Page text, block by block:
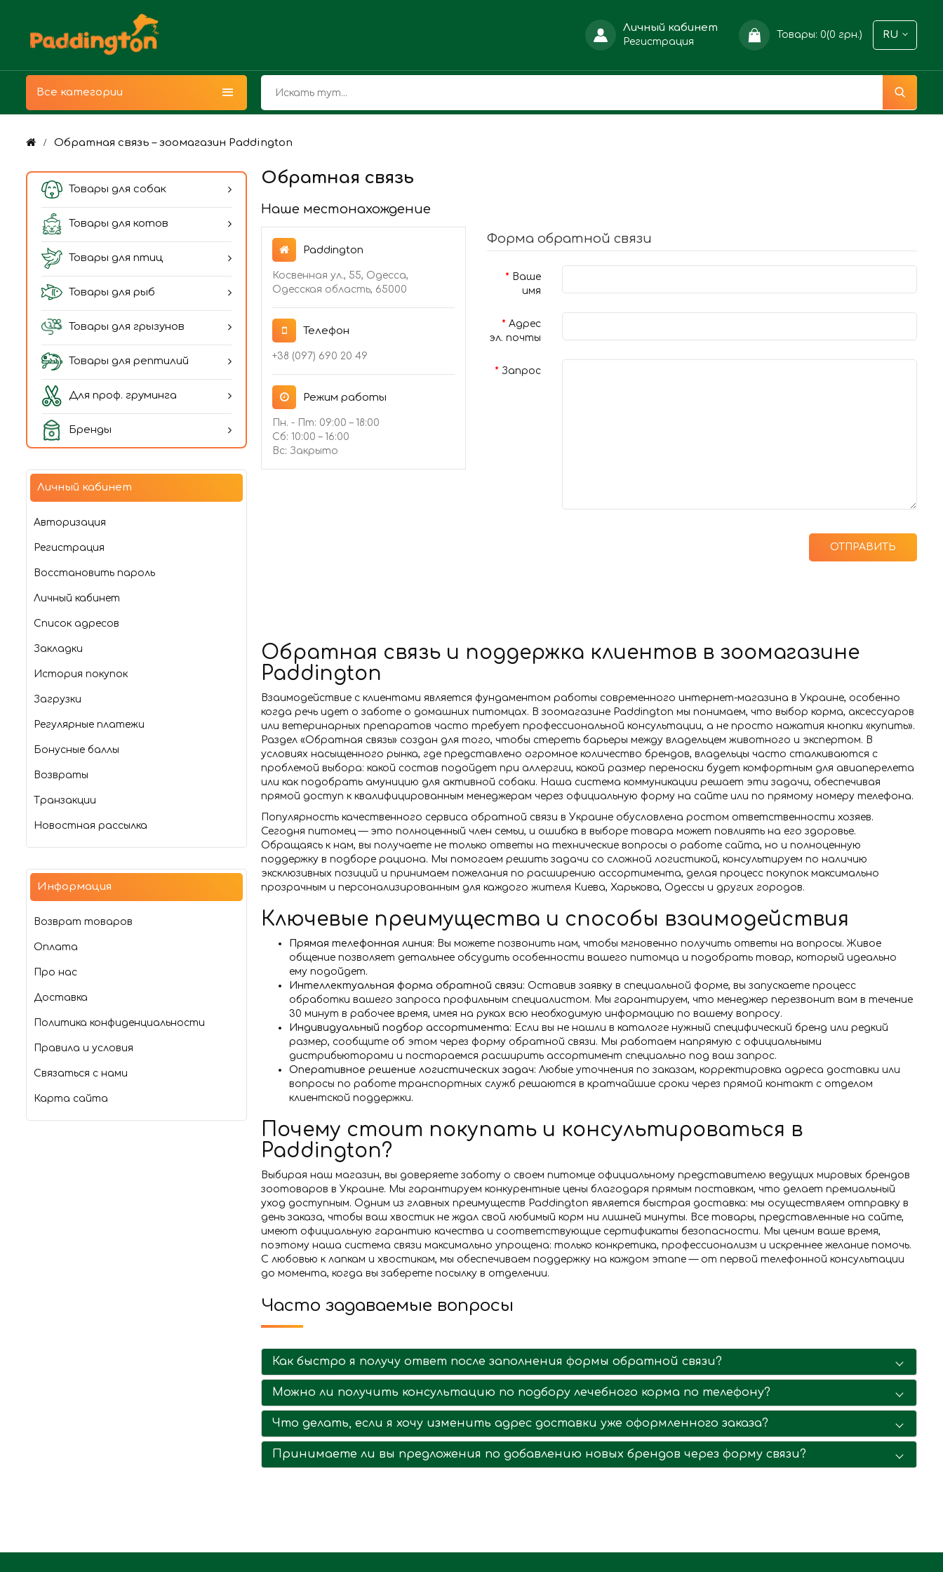
Личный кабинет
Регистрация
Товары: 0(0 грн.) RU
Все категории
Обратная связь – зоомагазин Paddington
Товары для собак
Товары для котов
Товары для птиц
Товары для рыб
Товары для грызунов
Товары для рептилий
Для проф. груминга
Бренды
Личный кабинет
Авторизация
Регистрация
Восстановить пароль
Личный кабинет
Список адресов
Закладки
История покупок
Загрузки
Регулярные платежи
Бонусные баллы
Возвраты
Транзакции
Новостная рассылка
Информация
Возврат товаров
Оплата
Про нас
Доставка
Политика конфиденциальности
Правила и условия
Связаться с нами
Карта сайта
Обратная связь
Наше местонахождение
Paddington
Косвенная ул., 55, Одесса,
Одесская область, 65000
Телефон
+38 (097) 690 20 49
Режим работы
Пн. - Пт: 09:00 – 18:00
Сб: 10:00 – 16:00
Вс: Закрыто
Форма обратной связи
Ваше
имя
Адрес
эл. почты
Запрос
Обратная связь и поддержка клиентов в зоомагазине
Paddington
Взаимодействие с клиентами является фундаментом работы современного интернет-магазина в Украине, особенно
когда речь идет о заботе о домашних питомцах. В зоомагазине Paddington мы понимаем, что выбор корма, аксессуаров
или ветеринарных препаратов часто требует профессиональной консультации, а не просто нажатия кнопки «купить».
Раздел «Обратная связь» создан для того, чтобы стереть барьеры между владельцем животного и экспертом. В
условиях насыщенного рынка, где представлено огромное количество брендов, владельцы часто сталкиваются с
проблемой выбора: какой состав подойдет при аллергии, какой размер переноски будет комфортным для авиаперелета
или как подобрать амуницию для активной собаки. Наша система коммуникации решает эти задачи, обеспечивая
прямой доступ к квалифицированным менеджерам через официальную форму на сайте или по прямому номеру телефона.
Популярность качественного сервиса обратной связи в Украине обусловлена ростом ответственности хозяев.
Сегодня питомец — это полноценный член семьи, и ошибка в выборе товара может повлиять на его здоровье.
Обращаясь к нам, вы получаете не только ответы на технические вопросы о работе сайта, но и полноценную
поддержку в подборе рациона. Мы помогаем решить задачи со сложной логистикой, консультируем по наличию
эксклюзивных позиций и принимаем пожелания по расширению ассортимента, делая процесс покупок максимально
прозрачным и персонализированным для каждого жителя Киева, Харькова, Одессы и других городов.
Ключевые преимущества и способы взаимодействия
Прямая телефонная линия: Вы можете позвонить нам, чтобы мгновенно получить ответы на вопросы. Живое
общение позволяет детальнее обсудить особенности вашего питомца и подобрать товар, который идеально
ему подойдет.
Интеллектуальная форма обратной связи: Оставив заявку в специальной форме, вы запускаете процесс
обработки вашего запроса профильным специалистом. Мы гарантируем, что менеджер перезвонит вам в течение
30 минут в рабочее время, имея на руках всю необходимую информацию по вашему вопросу.
Индивидуальный подбор ассортимента: Если вы не нашли в каталоге нужный специфический бренд или редкий
размер, сообщите об этом через форму обратной связи. Мы работаем напрямую с официальными
дистрибьюторами и постараемся расширить ассортимент специально под ваш запрос.
Оперативное решение логистических задач: Любые уточнения по заказам, корректировка адреса доставки или
вопросы по работе транспортных служб решаются в кратчайшие сроки через прямой контакт с отделом
клиентской поддержки.
Почему стоит покупать и консультироваться в
Paddington?
Выбирая наш магазин, вы доверяете заботу о своем питомце официальному представителю ведущих мировых брендов
зоотоваров в Украине. Мы гарантируем конкурентные цены благодаря прямым поставкам, что делает премиальный
уход доступным. Одним из главных преимуществ Paddington является быстрая доставка: мы осуществляем отправку в
день заказа, чтобы ваш хвостик не ждал свой любимый корм ни лишней минуты. Все товары, представленные на сайте,
имеют официальную гарантию качества и соответствующие сертификаты безопасности. Мы ценим ваше время,
поэтому наша система связи максимально упрощена: только конкретика, профессионализм и искреннее желание помочь.
С любовью к лапкам и хвостикам, мы обеспечиваем поддержку на каждом этапе — от первой телефонной консультации
до момента, когда вы заберете посылку в отделении.
Часто задаваемые вопросы
Как быстро я получу ответ после заполнения формы обратной связи?
Можно ли получить консультацию по подбору лечебного корма по телефону?
Что делать, если я хочу изменить адрес доставки уже оформленного заказа?
Принимаете ли вы предложения по добавлению новых брендов через форму связи?